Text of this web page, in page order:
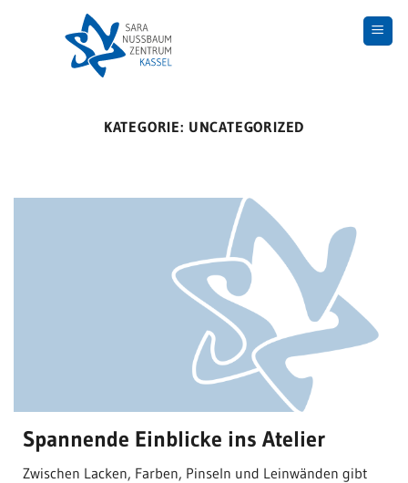
KATEGORIE: UNCATEGORIZED
Spannende Einblicke ins Atelier
Zwischen Lacken, Farben, Pinseln und Leinwänden gibt